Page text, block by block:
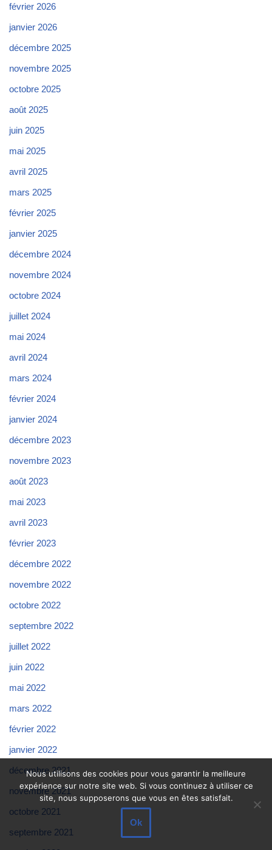
février 2026
janvier 2026
décembre 2025
novembre 2025
octobre 2025
août 2025
juin 2025
mai 2025
avril 2025
mars 2025
février 2025
janvier 2025
décembre 2024
novembre 2024
octobre 2024
juillet 2024
mai 2024
avril 2024
mars 2024
février 2024
janvier 2024
décembre 2023
novembre 2023
août 2023
mai 2023
avril 2023
février 2023
décembre 2022
novembre 2022
octobre 2022
septembre 2022
juillet 2022
juin 2022
mai 2022
mars 2022
février 2022
janvier 2022
décembre 2021
novembre 2021
octobre 2021
septembre 2021
Nous utilisons des cookies pour vous garantir la meilleure
expérience sur notre site web. Si vous continuez à utiliser ce
site, nous supposerons que vous en êtes satisfait.
Ok